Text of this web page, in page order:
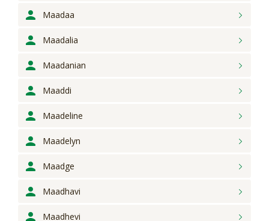
Maadaa
Maadalia
Maadanian
Maaddi
Maadeline
Maadelyn
Maadge
Maadhavi
Maadhevi